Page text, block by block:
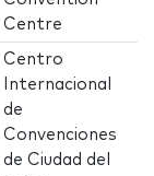
Centre
Centro
Internacional
de
Convenciones
de Ciudad del